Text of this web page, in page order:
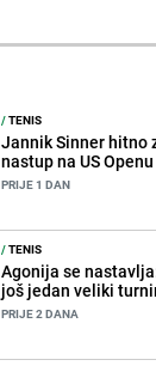
/TENIS
Jannik Sinner hitno
nastup na US Openu
PRIJE 1 DAN
/TENIS
Agonija se
još jedan veliki
PRIJE 2 DANA